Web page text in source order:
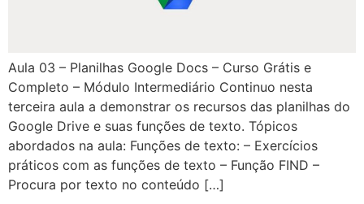
Aula 03 – Planilhas Google Docs – Curso Grátis e
Completo – Módulo Intermediário Continuo nesta
terceira aula a demonstrar os recursos das planilhas do
Google Drive e suas funções de texto. Tópicos
abordados na aula: Funções de texto: – Exercícios
práticos com as funções de texto – Função FIND –
Procura por texto no conteúdo […]